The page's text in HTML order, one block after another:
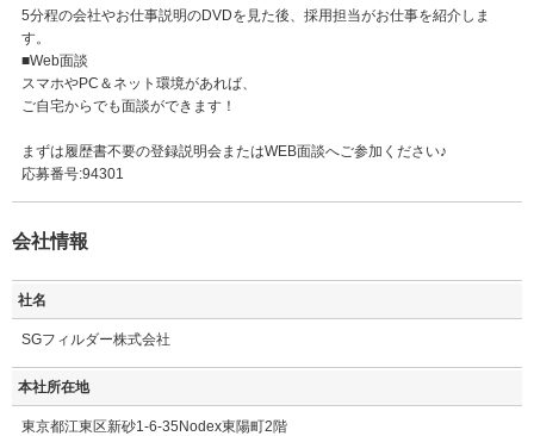
5分程の会社やお仕事説明のDVDを見た後、採用担当がお仕事を紹介しま
す。
■Web面談
スマホやPC＆ネット環境があれば、
ご自宅からでも面談ができます！
まずは履歴書不要の登録説明会またはWEB面談へご参加ください♪
応募番号:94301
会社情報
社名
SGフィルダー株式会社
本社所在地
東京都江東区新砂1-6-35Nodex東陽町2階